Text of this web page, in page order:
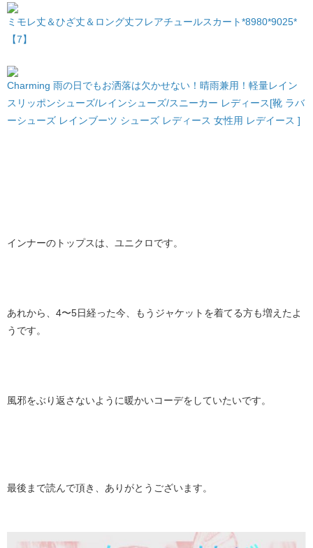
ミモレ丈＆ひざ丈＆ロング丈フレアチュールスカート*8980*9025*
【7】
Charming 雨の日でもお洒落は欠かせない！晴雨兼用！軽量レイン
スリッポンシューズ/レインシューズ/スニーカー レディース[靴 ラバ
ーシューズ レインブーツ シューズ レディース 女性用 レデイース ]
インナーのトップスは、ユニクロです。
あれから、4〜5日経った今、もうジャケットを着てる方も増えたよ
うです。
風邪をぶり返さないように暖かいコーデをしていたいです。
最後まで読んで頂き、ありがとうございます。